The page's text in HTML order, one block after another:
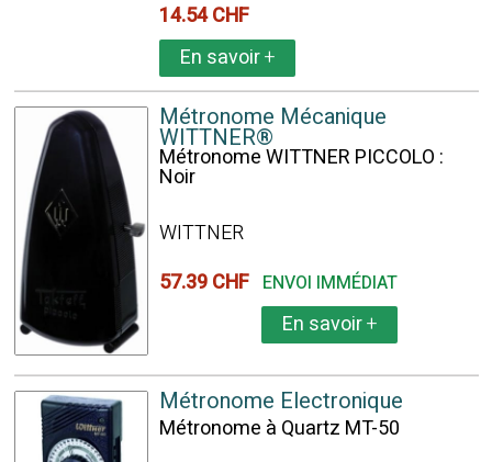
14.54 CHF
En savoir+
Métronome Mécanique
WITTNER®
Métronome WITTNER PICCOLO :
Noir
WITTNER
57.39 CHF ENVOI IMMÉDIAT
En savoir+
Métronome Electronique
Métronome à Quartz MT-50